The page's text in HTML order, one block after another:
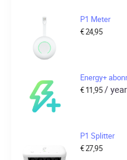
P1 Meter
€24,95
Energy+
€11,95 / year
P1 Splitter
€27,95